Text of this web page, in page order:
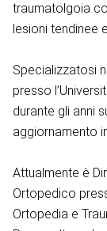
traumatolgoia
lesioni tendinee
Specializzatosi
presso
durante gli anni
aggiornamento
Attualmente è
Ortopedico
Ortopedia e